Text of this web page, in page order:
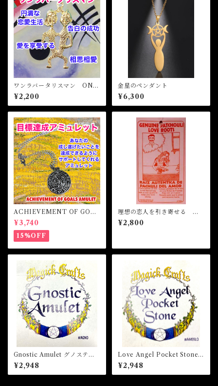
ワンラバータリスマン ONE
LOVER Talisman
¥2,200
金星のペンダント
¥6,300
ACHIEVEMENT OF GOAL
S AMULET -あなたを目標達
成へと導くアミュレット-
¥3,740
15%OFF
理想の恋人を引き寄せる パ
チョリーの根
¥2,800
Gnostic Amulet グノスティ
ックアミュレット 白魔術ア
ミュレット
¥2,948
Love Angel Pocket Stone
ラブエンジェルポケットスト
ーン 白魔術アミュレット
¥2,948